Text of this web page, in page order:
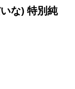
な) 特別純